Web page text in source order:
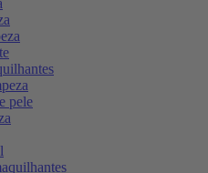
pele